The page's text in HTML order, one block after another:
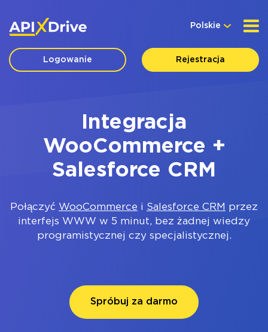
Polskie
Logowanie Rejestracja
Integracja
WooCommerce +
Salesforce CRM
Połączyć WooCommerce i Salesforce CRM przez
interfejs WWW w 5 minut, bez żadnej wiedzy
programistycznej czy specjalistycznej.
Spróbuj za darmo